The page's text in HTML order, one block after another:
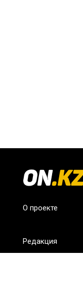
О проекте
Редакция